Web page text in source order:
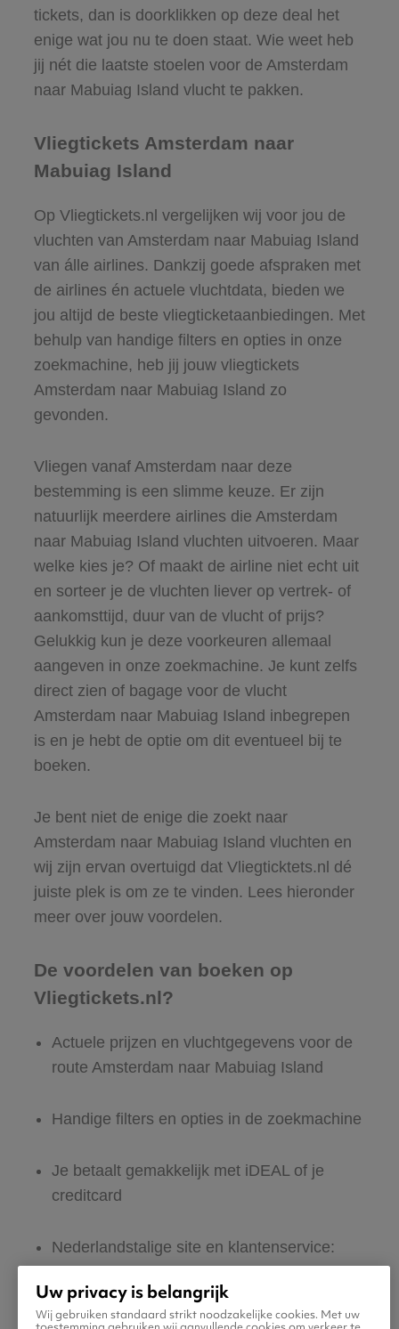
tickets, dan is doorklikken op deze deal het
enige wat jou nu te doen staat. Wie weet heb
jij nét die laatste stoelen voor de Amsterdam
naar Mabuiag Island vlucht te pakken.
Vliegtickets Amsterdam naar
Mabuiag Island
Op Vliegtickets.nl vergelijken wij voor jou de
vluchten van Amsterdam naar Mabuiag Island
van álle airlines. Dankzij goede afspraken met
de airlines én actuele vluchtdata, bieden we
jou altijd de beste vliegticketaanbiedingen. Met
behulp van handige filters en opties in onze
zoekmachine, heb jij jouw vliegtickets
Amsterdam naar Mabuiag Island zo
gevonden.
Vliegen vanaf Amsterdam naar deze
bestemming is een slimme keuze. Er zijn
natuurlijk meerdere airlines die Amsterdam
naar Mabuiag Island vluchten uitvoeren. Maar
welke kies je? Of maakt de airline niet echt uit
en sorteer je de vluchten liever op vertrek- of
aankomsttijd, duur van de vlucht of prijs?
Gelukkig kun je deze voorkeuren allemaal
aangeven in onze zoekmachine. Je kunt zelfs
direct zien of bagage voor de vlucht
Amsterdam naar Mabuiag Island inbegrepen
is en je hebt de optie om dit eventueel bij te
boeken.
Je bent niet de enige die zoekt naar
Amsterdam naar Mabuiag Island vluchten en
wij zijn ervan overtuigd dat Vliegticktets.nl dé
juiste plek is om ze te vinden. Lees hieronder
meer over jouw voordelen.
De voordelen van boeken op
Vliegtickets.nl?
Actuele prijzen en vluchtgegevens voor de
route Amsterdam naar Mabuiag Island
Handige filters en opties in de zoekmachine
Je betaalt gemakkelijk met iDEAL of je
creditcard
Nederlandstalige site en klantenservice:
365 dagen per jaar bereikbaar
Zeker van veilig boeken en betalen
Uw privacy is belangrijk
Wij gebruiken standaard strikt noodzakelijke cookies. Met uw